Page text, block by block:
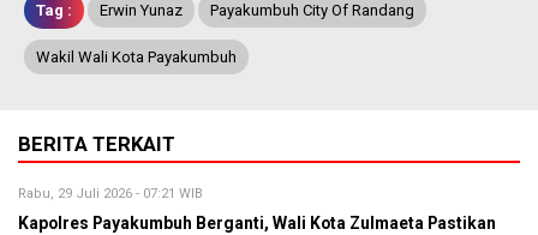
Tag : Erwin Yunaz Payakumbuh City Of Randang
Wakil Wali Kota Payakumbuh
BERITA TERKAIT
Rabu, 29 Juli 2026 - 07:21 WIB
Kapolres Payakumbuh Berganti, Wali Kota Zulmaeta Pastikan